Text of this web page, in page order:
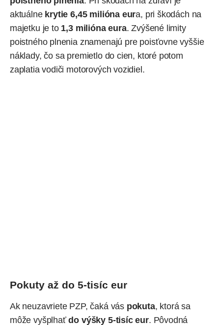
aktuálne krytie 6,45 milióna eura, pri škodách na
majetku je to 1,3 milióna eura. Zvýšené limity
poistného plnenia znamenajú pre poisťovnevyššie
náklady, čo sa premietlo do cien, ktoré potom
zaplatia vodiči motorových vozidiel.
Pokuty až do 5-tisíc eur
Ak neuzavriete PZP, čaká vás pokuta, ktorá sa
môže vyšplhaťdo výšky 5-tisíc eur. Pôvodná